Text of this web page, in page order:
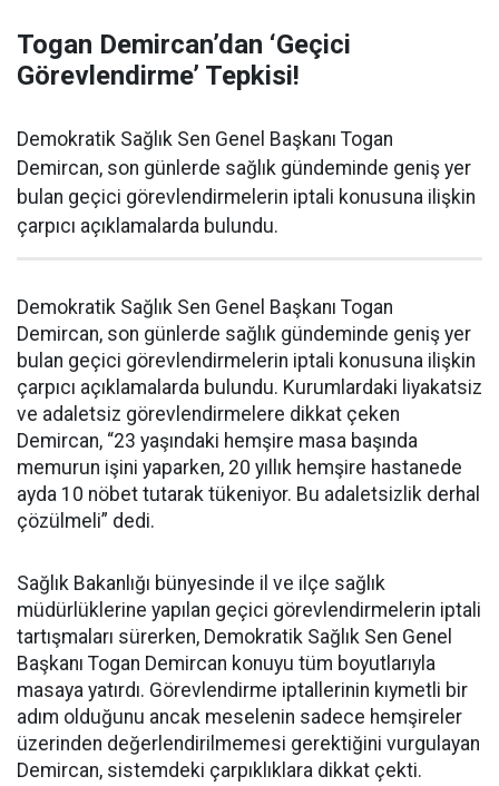
Togan Demircan’dan ‘Geçici
Görevlendirme’ Tepkisi!
Demokratik Sağlık Sen Genel Başkanı Togan
Demircan, son günlerde sağlık gündeminde geniş yer
bulan geçici görevlendirmelerin iptali konusuna ilişkin
çarpıcı açıklamalarda bulundu.
Demokratik Sağlık Sen Genel Başkanı Togan
Demircan, son günlerde sağlık gündeminde geniş yer
bulan geçici görevlendirmelerin iptali konusuna ilişkin
çarpıcı açıklamalarda bulundu. Kurumlardaki liyakatsiz
ve adaletsiz görevlendirmelere dikkat çeken
Demircan, “23 yaşındaki hemşire masa başında
memurun işini yaparken, 20 yıllık hemşire hastanede
ayda 10 nöbet tutarak tükeniyor. Bu adaletsizlik derhal
çözülmeli” dedi.
Sağlık Bakanlığı bünyesinde il ve ilçe sağlık
müdürlüklerine yapılan geçici görevlendirmelerin iptali
tartışmaları sürerken, Demokratik Sağlık Sen Genel
Başkanı Togan Demircan konuyu tüm boyutlarıyla
masaya yatırdı. Görevlendirme iptallerinin kıymetli bir
adım olduğunu ancak meselenin sadece hemşireler
üzerinden değerlendirilmemesi gerektiğini vurgulayan
Demircan, sistemdeki çarpıklıklara dikkat çekti.